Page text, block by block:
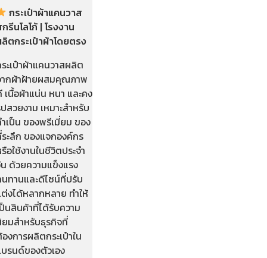
กระเป๋าผ้าแคนวาส
รีนโลโก้ | โรงงาน
ตกระเป๋าผ้าโดยตรง
ะเป๋าผ้าแคนวาสผลิต
กผ้าฝ้ายผสมคุณภาพ
เนื้อผ้าแน่น หนา และคง
สวยงาม เหมาะสำหรับ
เป็น ของพรีเมี่ยม ของ
ะลึก ของแจกองค์กร
อใช้งานในชีวิตประจำ
ด้วยความแข็งแรง
ทานและดีไซน์ที่ปรับ
งได้หลากหลาย ทำให้
นสินค้าที่ได้รับความ
มสำหรับธุรกิจที่
งการผลิตกระเป๋าใน
รนด์ของตัวเอง